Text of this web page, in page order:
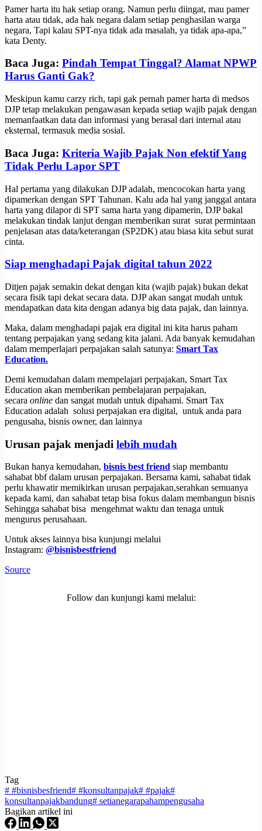
Pamer harta itu hak setiap orang. Namun perlu diingat, mau pamer
harta atau tidak, ada hak negara dalam setiap penghasilan warga
negara, Tapi kalau SPT-nya tidak ada masalah, ya tidak apa-apa,”
kata Denty.
Baca Juga: Pindah Tempat Tinggal? Alamat NPWP
Harus Ganti Gak?
Meskipun kamu carzy rich, tapi gak pernah pamer harta di medsos
DJP tetap melakukan pengawasan kepada setiap wajib pajak dengan
memanfaatkan data dan informasi yang berasal dari internal atau
eksternal, termasuk media sosial.
Baca Juga: Kriteria Wajib Pajak Non efektif Yang
Tidak Perlu Lapor SPT
Hal pertama yang dilakukan DJP adalah, mencocokan harta yang
dipamerkan dengan SPT Tahunan. Kalu ada hal yang janggal antara
harta yang dilapor di SPT sama harta yang dipamerin, DJP bakal
melakukan tindak lanjut dengan memberikan surat surat permintaan
penjelasan atas data/keterangan (SP2DK) atau biasa kita sebut surat
cinta.
Siap menghadapi Pajak digital tahun 2022
Ditjen pajak semakin dekat dengan kita (wajib pajak) bukan dekat
secara fisik tapi dekat secara data. DJP akan sangat mudah untuk
mendapatkan data kita dengan adanya big data pajak, dan lainnya.
Maka, dalam menghadapi pajak era digital ini kita harus paham
tentang perpajakan yang sedang kita jalani. Ada banyak kemudahan
dalam memperlajari perpajakan salah satunya: Smart Tax
Education.
Demi kemudahan dalam mempelajari perpajakan, Smart Tax
Education akan memberikan pembelajaran perpajakan,
secara online dan sangat mudah untuk dipahami. Smart Tax
Education adalah solusi perpajakan era digital, untuk anda para
pengusaha, bisnis owner, dan lainnya
Urusan pajak menjadi lebih mudah
Bukan hanya kemudahan, bisnis best friend siap membantu
sahabat bbf dalam urusan perpajakan. Bersama kami, sahabat tidak
perlu khawatir memikirkan urusan perpajakan,serahkan semuanya
kepada kami, dan sahabat tetap bisa fokus dalam membangun bisnis
Sehingga sahabat bisa mengehmat waktu dan tenaga untuk
mengurus perusahaan.
Untuk akses lainnya bisa kunjungi melalui
Instagram: @bisnisbestfriend
Source
Follow dan kunjungi kami melalui:
Tag
# #bisnisbesfriend# #konsultanpajak# #pajak#
konsultanpajakbandung# setianegarapahampengusaha
Bagikan artikel ini